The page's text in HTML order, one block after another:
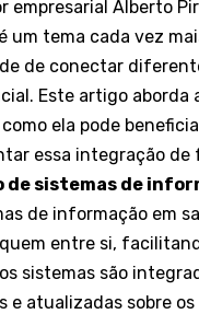
empresarial Alberto
um tema cada vez
de conectar
Este artigo
ela pode
essa integração de
de sistemas de
de informação em
entre si,
sistemas são
e atualizadas sobre